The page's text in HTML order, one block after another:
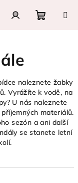
naleznete žabky
Vyrážíte k vodě, na
U nás naleznete
materiálů.
sezón a ani další
se stanete letní